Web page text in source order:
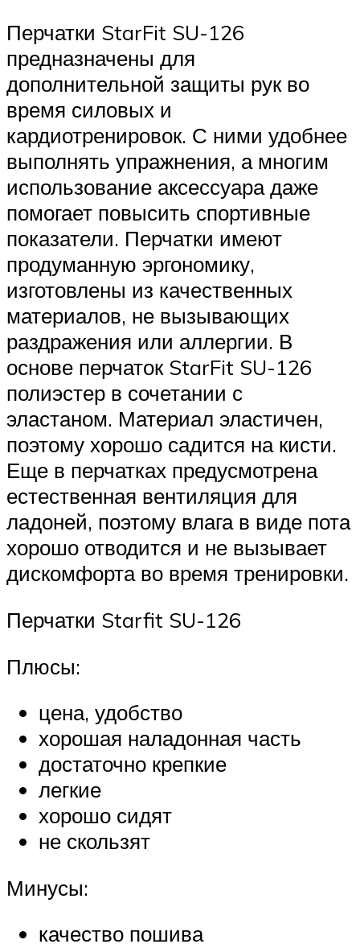
Перчатки StarFit SU-126
предназначены для
дополнительной защиты рук во
время силовых и
кардиотренировок. С ними удобнее
выполнять упражнения, а многим
использование аксессуара даже
помогает повысить спортивные
показатели. Перчатки имеют
продуманную эргономику,
изготовлены из качественных
материалов, не вызывающих
раздражения или аллергии. В
основе перчаток StarFit SU-126
полиэстер в сочетании с
эластаном. Материал эластичен,
поэтому хорошо садится на кисти.
Еще в перчатках предусмотрена
естественная вентиляция для
ладоней, поэтому влага в виде пота
хорошо отводится и не вызывает
дискомфорта во время тренировки.
Перчатки Starfit SU-126
Плюсы:
цена, удобство
хорошая наладонная часть
достаточно крепкие
легкие
хорошо сидят
не скользят
Минусы:
качество пошива